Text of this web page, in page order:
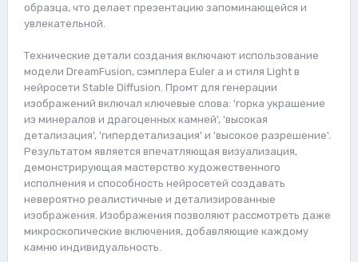
образца, что делает презентацию запоминающейся и
увлекательной.
Технические детали создания включают использование
модели DreamFusion, сэмплера Euler a и стиля Light в
нейросети Stable Diffusion. Промт для генерации
изображений включал ключевые слова: 'горка украшение
из минералов и драгоценных камней', 'высокая
детализация', 'гипердетализация' и 'высокое разрешение'.
Результатом является впечатляющая визуализация,
демонстрирующая мастерство художественного
исполнения и способность нейросетей создавать
невероятно реалистичные и детализированные
изображения. Изображения позволяют рассмотреть даже
микроскопические включения, добавляющие каждому
камню индивидуальность.